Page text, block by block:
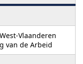
Vlaanderen
van de Arbeid